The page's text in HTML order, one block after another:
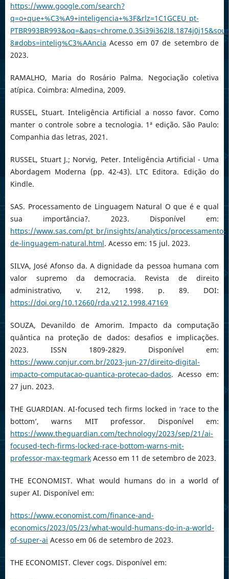
https://www.google.com/search?
q=o+que+%C3%A9+inteligencia+%3F&rlz=1C1GCEU_pt-
8#dobs=intelig%C3%AAncia Acesso em 07 de setembro de
2023.
RAMALHO, Maria do Rosário Palma. Negociação coletiva
atípica. Coimbra: Almedina, 2009.
RUSSEL, Stuart. Inteligência Artificial a nosso favor. Como
manter o controle sobre a tecnologia. 1ª edição. São Paulo:
Companhia das letras, 2021.
RUSSEL, Stuart J.; Norvig, Peter. Inteligência Artificial - Uma
Abordagem Moderna (pp. 42-43). LTC Editora. Edição do
Kindle.
SAS. Processamento de Linguagem Natural O que é e qual
sua importância?. 2023. Disponível em:
https://www.sas.com/pt_br/insights/analytics/processamento-
de-linguagem-natural.html. Acesso em: 15 jul. 2023.
SILVA, José Afonso da. A dignidade da pessoa humana com
valor supremo da democracia. Revista de direito
administrativo, v. 212, 1998. p. 89. DOI:
https://doi.org/10.12660/rda.v212.1998.47169
SOUZA, Devanildo de Amorim. Impacto da computação
quântica na proteção de dados: desafios e implicações.
2023. ISSN 1809-2829. Disponível em:
https://www.conjur.com.br/2023-jun-27/direito-digital-
impacto-computacao-quantica-protecao-dados. Acesso em:
27 jun. 2023.
THE GUARDIAN. AI-focused tech firms locked in ‘race to the
bottom’, warns MIT professor. Disponível em:
https://www.theguardian.com/technology/2023/sep/21/ai-
focused-tech-firms-locked-race-bottom-warns-mit-
professor-max-tegmarkAcesso em 11 de setembro de 2023.
THE ECONOMIST. What would humans do in a world of
super AI. Disponível em:
https://www.economist.com/finance-and-
economics/2023/05/23/what-would-humans-do-in-a-world-
of-super-ai Acesso em 06 de setembro de 2023.
THE ECONOMIST. Clever cogs. Disponível em: